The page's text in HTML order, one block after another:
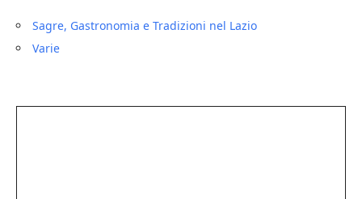
Sagre, Gastronomia e Tradizioni nel Lazio
Varie